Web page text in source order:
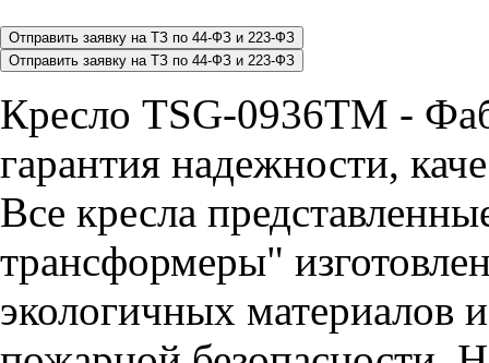
Кресло TSG-0936TM -
гарантия надежности,
Все кресла
трансформеры"
экологичных материалов